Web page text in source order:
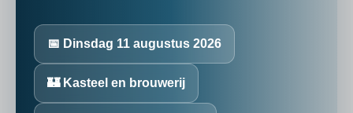
📅 Dinsdag 11 augustus 2026
🏰 Kasteel en brouwerij